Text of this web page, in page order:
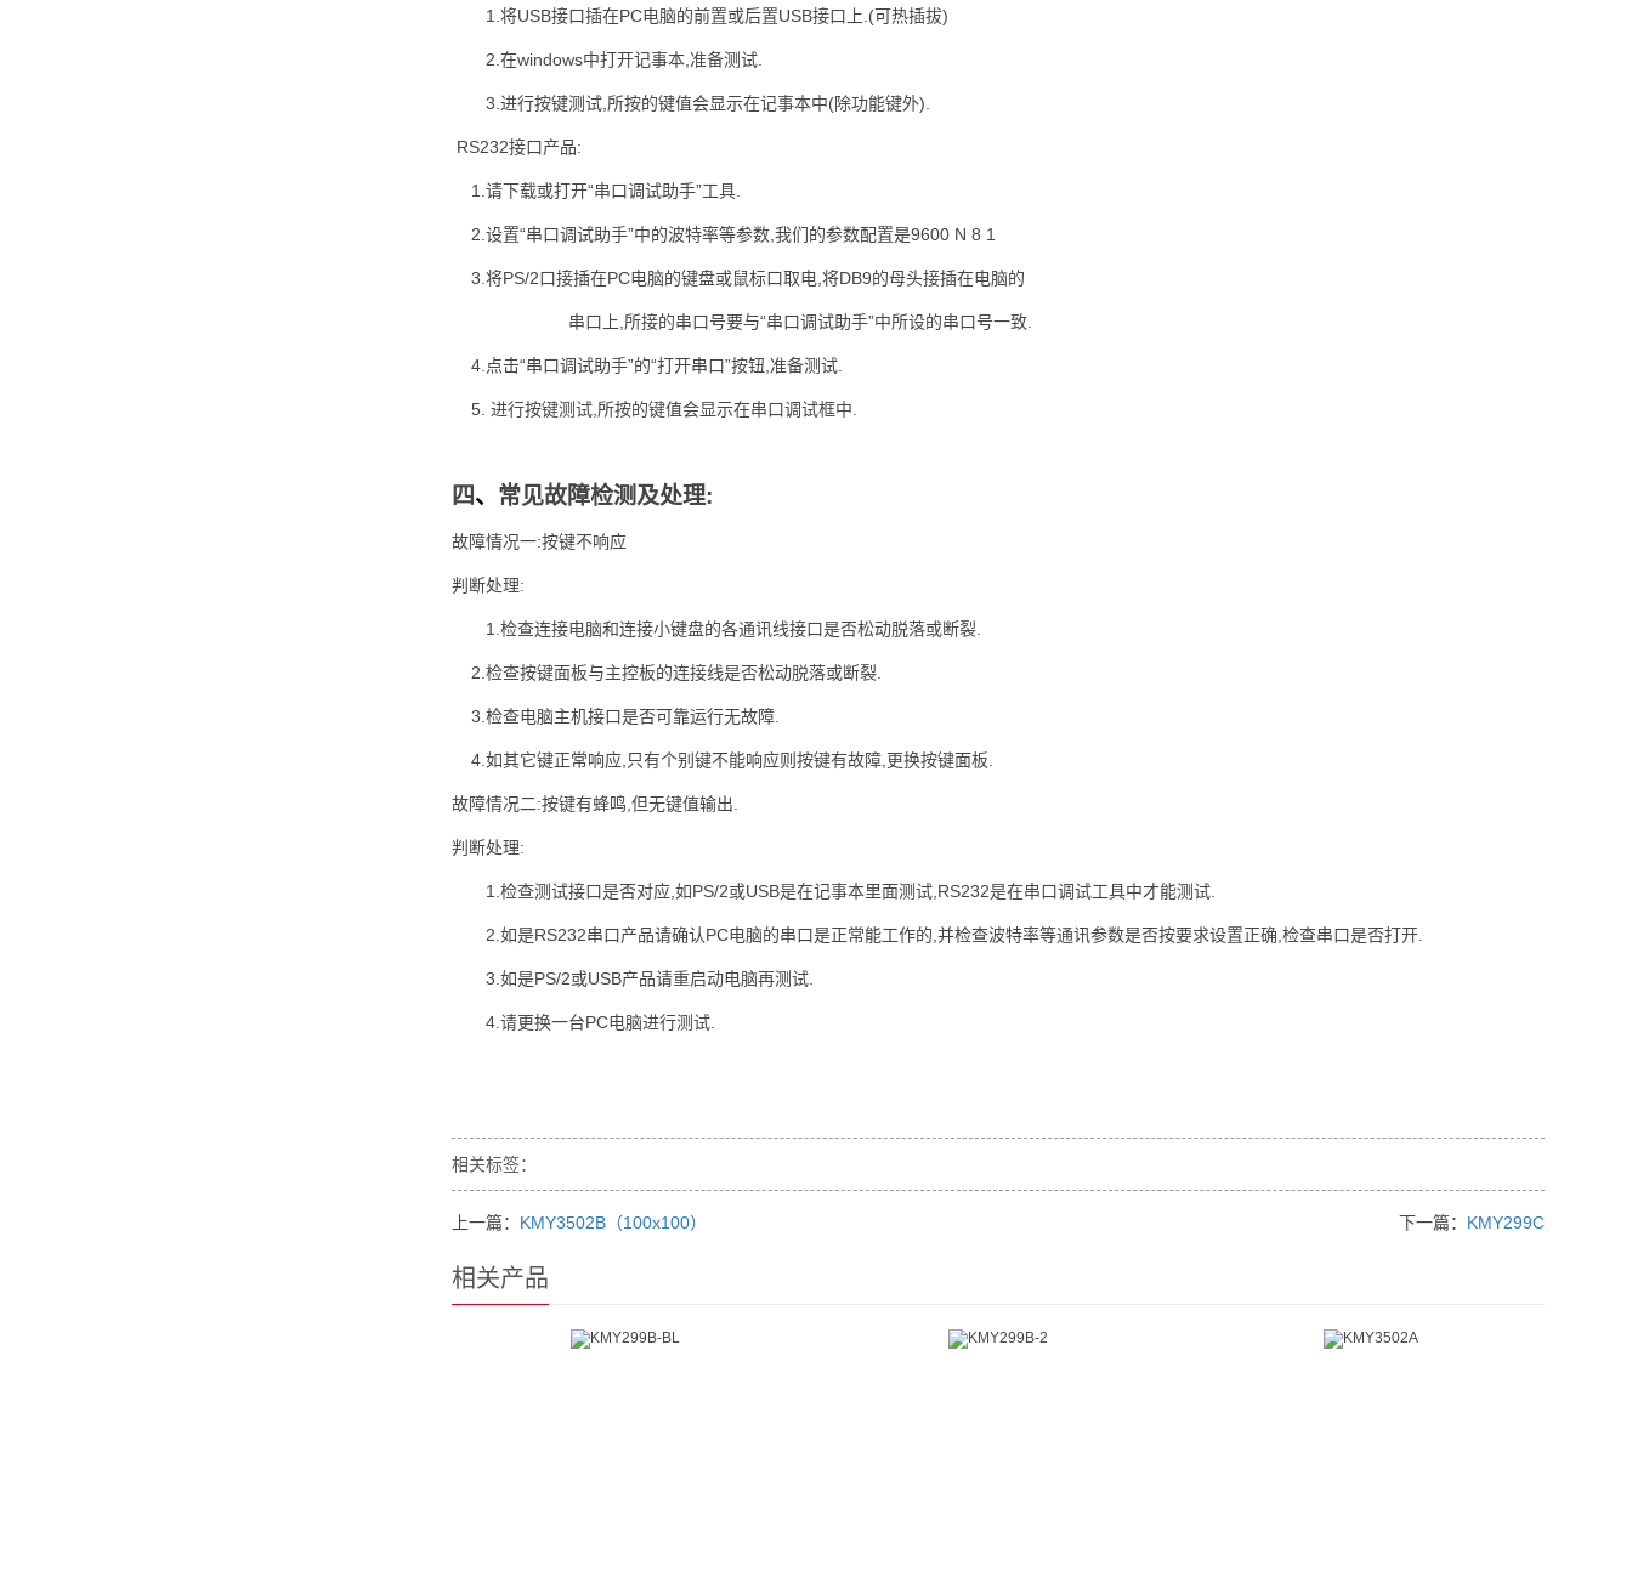
1.将USB接口插在PC电脑的前置或后置USB接口上.(可热插拔)
2.在windows中打开记事本,准备测试.
3.进行按键测试,所按的键值会显示在记事本中(除功能键外).
RS232接口产品:
1.请下载或打开“串口调试助手”工具.
2.设置“串口调试助手”中的波特率等参数,我们的参数配置是9600 N 8 1
3.将PS/2口接插在PC电脑的键盘或鼠标口取电,将DB9的母头接插在电脑的
串口上,所接的串口号要与“串口调试助手”中所设的串口号一致.
4.点击“串口调试助手”的“打开串口”按钮,准备测试.
5. 进行按键测试,所按的键值会显示在串口调试框中.
四、 常见故障检测及处理:
故障情况一:按键不响应
判断处理:
1.检查连接电脑和连接小键盘的各通讯线接口是否松动脱落或断裂.
2.检查按键面板与主控板的连接线是否松动脱落或断裂.
3.检查电脑主机接口是否可靠运行无故障.
4.如其它键正常响应,只有个别键不能响应则按键有故障,更换按键面板.
故障情况二:按键有蜂鸣,但无键值输出.
判断处理:
1.检查测试接口是否对应,如PS/2或USB是在记事本里面测试,RS232是在串口调试工具中才能测试.
2.如是RS232串口产品请确认PC电脑的串口是正常能工作的,并检查波特率等通讯参数是否按要求设置正确,检查串口是否打开.
3.如是PS/2或USB产品请重启动电脑再测试.
4.请更换一台PC电脑进行测试.
相关标签：
上一篇： KMY3502B（100x100） 下一篇： KMY299C
相关产品